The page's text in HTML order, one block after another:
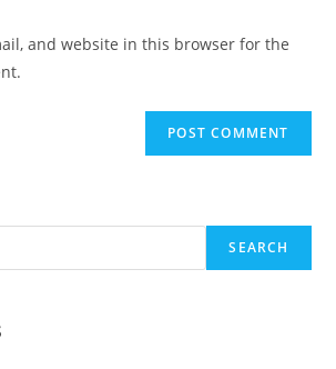
and website in this browser for the
SEARCH